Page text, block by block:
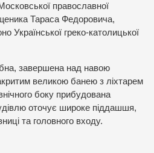
православної
Тараса Федоровича,
Української греко-католицької
завершена над навою
великою банею з ліхтарем
боку прибудована
оточує широке піддашшя,
та головного входу.